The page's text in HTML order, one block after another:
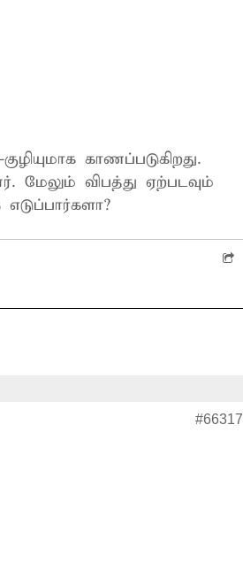
காணப்படுகிறது.
மேலும் விபத்து ஏற்படவும்
#66317